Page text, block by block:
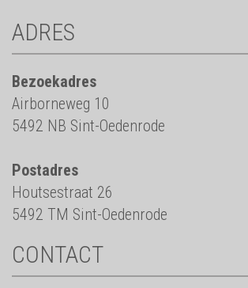
ADRES
Bezoekadres
Airborneweg 10
5492 NB Sint-Oedenrode
Postadres
Houtsestraat 26
5492 TM Sint-Oedenrode
CONTACT